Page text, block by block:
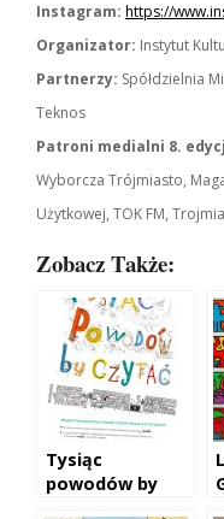
Instagram: https://
Organizator: Instytut
Partnerzy: Spółdzielnia
Teknos
Patroni medialni 8.
Wyborcza Trójmiasto,
Użytkowej, TOK FM,
Zobacz Także:
Tysiąc
powodów by